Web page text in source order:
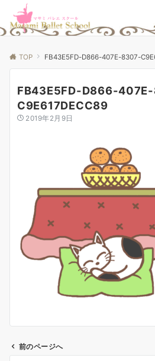
TOP FB43E5FD-D866-407E-8307-
FB43E5FD-D866-
C9E617DECC89
2019年2月9日
前のページへ